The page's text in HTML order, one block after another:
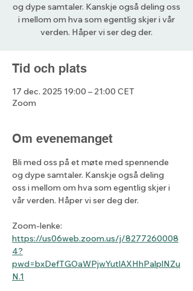
og dype samtaler. Kanskje også deling oss
i mellom om hva som egentlig skjer i vår
verden. Håper vi ser deg der.
Tid och plats
17 dec. 2025 19:00 – 21:00 CET
Zoom
Om evenemanget
Bli med oss på et møte med spennende
og dype samtaler. Kanskje også deling
oss i mellom om hva som egentlig skjer i
vår verden. Håper vi ser deg der.
Zoom-lenke:
https://us06web.zoom.us/j/8277260008
4?
pwd=bxDefTGOaWPjwYutlAXHhPalplNZu
N.1